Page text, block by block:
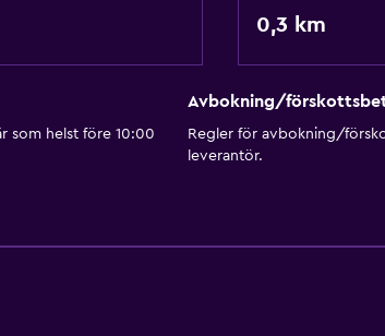
0,3 km
som helst före 10:00
Avbokning/
Regler för avbokning/
leverantör.